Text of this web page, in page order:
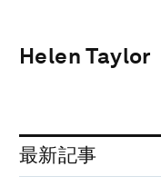
Helen Taylor
最新記事